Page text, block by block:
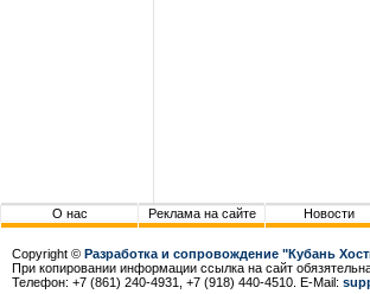
О нас Реклама на сайте Новости
Copyright © Разработка и сопровождение "Кубань
При копировании информации ссылка на сайт
Телефон: +7 (861) 240-4931, +7 (918) 440-4510. E-Mail: